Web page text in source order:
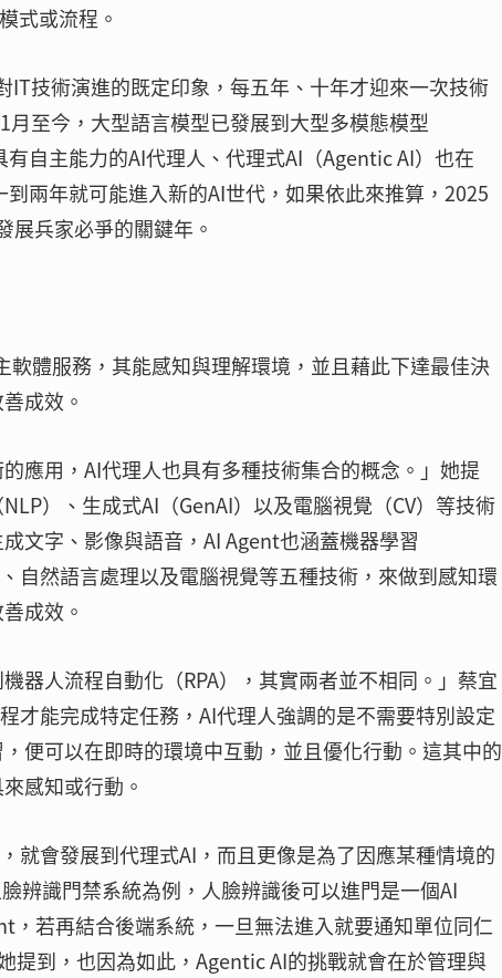
式或流程。
IT技術演進的既定印象，每五年、十年才迎來一次技術
至今，大型語言模型已發展到大型多模態模型
自主能力的AI代理人、代理式AI（Agentic AI）也在
兩年就可能進入新的AI世代，如果依此來推算，2025
展兵家必爭的關鍵年。
體服務，其能感知與理解環境，並且藉此下達最佳決
成效。
應用，AI代理人也具有多種技術集合的概念。」她提
）、生成式AI（GenAI）以及電腦視覺（CV）等技術
文字、影像與語音，AI Agent也涵蓋機器學習
自然語言處理以及電腦視覺等五種技術，來做到感知環
成效。
器人流程自動化（RPA），其實兩者並不相同。」蔡宜
才能完成特定任務，AI代理人強調的是不需要特別設定
便可以在即時的環境中互動，並且優化行動。這其中的
感知或行動。
就會發展到代理式AI，而且更像是為了因應某種情境的
辨識門禁系統為例，人臉辨識後可以進門是一個AI
若再結合後端系統，一旦無法進入就要通知單位同仁
提到，也因為如此，Agentic AI的挑戰就會在於管理與